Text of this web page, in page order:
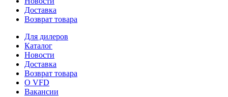
Доставка
Возврат товара
Для дилеров
Каталог
Новости
Доставка
Возврат товара
О VFD
Вакансии